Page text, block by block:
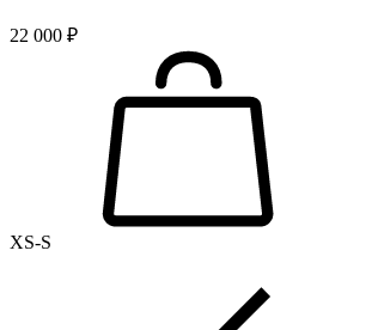
22 000 ₽
XS-S